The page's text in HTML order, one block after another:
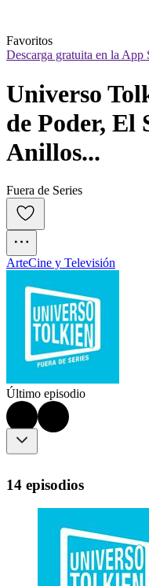
Favoritos
Descarga gratuita en la App
Universo
de Poder, El
Anillos...
Fuera de Series
ArteCine y Televisión
Último episodio
14 episodios